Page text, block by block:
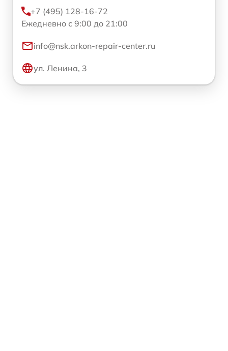
+7 (495) 128-16-72
Ежедневно с 9:00 до 21:00
info@nsk.arkon-repair-center.ru
ул. Ленина, 3